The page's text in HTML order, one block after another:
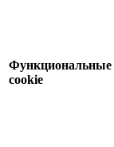
Функциональные
cookie